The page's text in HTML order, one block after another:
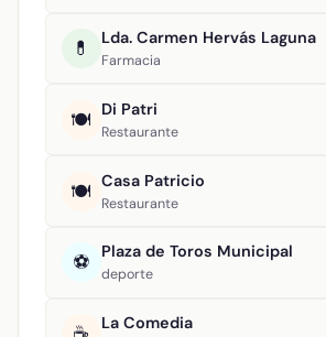
💊 Lda. Carmen Hervás Laguna
Farmacia
🍽️ Di Patri
Restaurante
🍽️ Casa Patricio
Restaurante
⚽ Plaza de Toros Municipal
deporte
La Comedia